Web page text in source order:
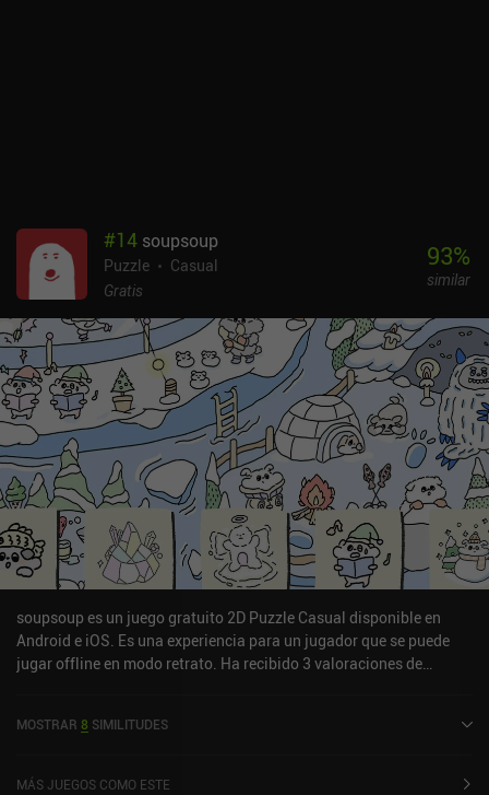
#14 soupsoup
Puzzle
Casual
Gratis
93%
similar
soupsoup es un juego gratuito 2D Puzzle Casual disponible en
Android e iOS. Es una experiencia para un jugador que se puede
jugar offline en modo retrato. Ha recibido 3 valoraciones de
Google Play y de 4,6 sobre 5,0 en la App Store de iOS.
MOSTRAR 8 SIMILITUDES
MÁS JUEGOS COMO ESTE